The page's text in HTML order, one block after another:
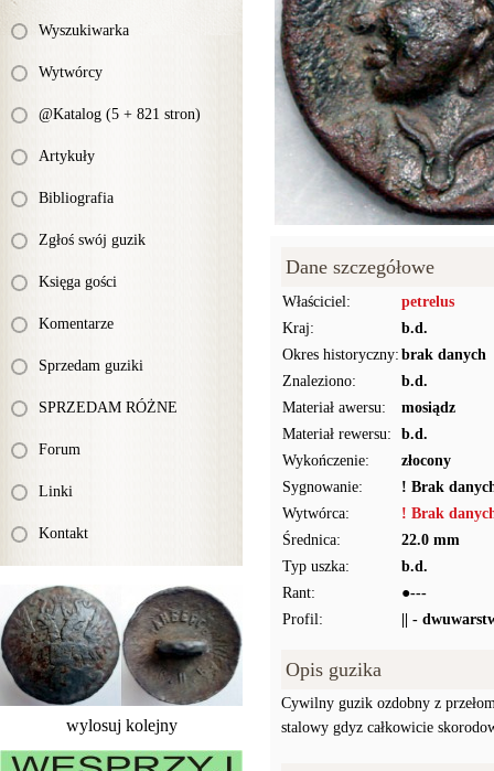
Wyszukiwarka
Wytwórcy
@Katalog (5 + 821 stron)
Artykuły
Bibliografia
Zgłoś swój guzik
Księga gości
Komentarze
Sprzedam guziki
SPRZEDAM RÓŻNE
Forum
Linki
Kontakt
wylosuj kolejny
Dane szczegółowe
Właściciel:
petrelus
Kraj:
b.d.
Okres historyczny: brak danych
Znaleziono:
b.d.
Materiał awersu:
mosiądz
Materiał rewersu:
b.d.
Wykończenie:
złocony
Sygnowanie:
! Brak
Wytwórca:
! Brak
Średnica:
22.0 mm
Typ uszka:
b.d.
Rant:
●---
Profil:
|| -
Opis guzika
Cywilny guzik ozdobny z
stalowy gdyz całkowicie